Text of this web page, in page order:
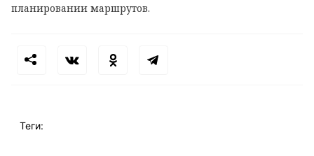
планировании маршрутов.
Теги: